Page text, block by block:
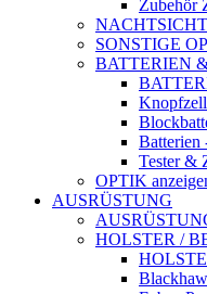
Zubehör
SONSTIGE
BATTERIEN
Batterien
Tester &
OPTIK
AUSRÜSTUNG
HOLSTER /